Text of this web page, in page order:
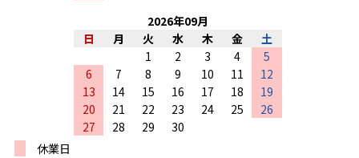
2026年09月
日
月 火 水 木 金
土
1
2 3 4
5
6
7 8 9 10 11
12
13
14 15 16 17 18
19
20
21 22 23 24 25
26
27
28 29
30
休業日